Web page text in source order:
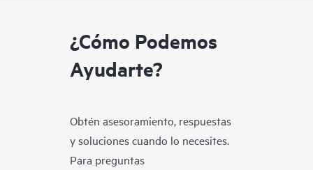
¿Cómo Podemos
Ayudarte?
Obtén asesoramiento, respuestas
y soluciones cuando lo necesites.
Para preguntas